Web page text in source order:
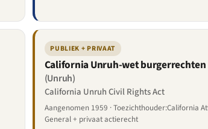
PUBLIEK + PRIVAAT
California Unruh-wet burgerrechten
(Unruh)
California Unruh Civil Rights Act
Aangenomen 1959 · Toezichthouder:California
General + privaat actierecht